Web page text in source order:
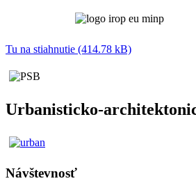
Tu na stiahnutie (414.78 kB)
Urbanisticko-
Návštevnosť